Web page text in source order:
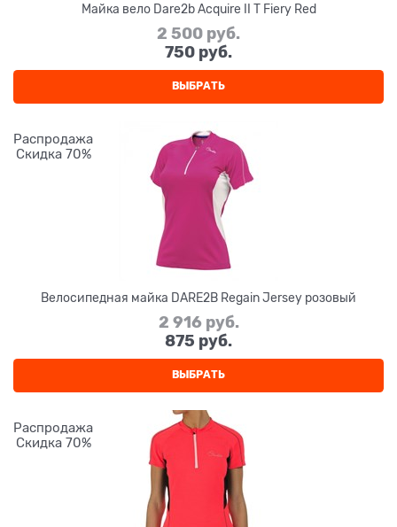
Майка вело Dare2b Acquire II T Fiery Red
2 500 руб.
750 руб.
ВЫБРАТЬ
Распродажа
Скидка 70%
Велосипедная майка DARE2B Regain Jersey розовый
2 916 руб.
875 руб.
ВЫБРАТЬ
Распродажа
Скидка 70%